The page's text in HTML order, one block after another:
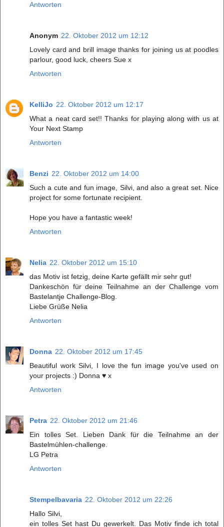
Antworten
Anonym 22. Oktober 2012 um 12:12
Lovely card and brill image thanks for joining us at poodles
parlour, good luck, cheers Sue x
Antworten
KelliJo 22. Oktober 2012 um 12:17
What a neat card set!! Thanks for playing along with us at
Your Next Stamp
Antworten
Benzi 22. Oktober 2012 um 14:00
Such a cute and fun image, Silvi, and also a great set. Nice
project for some fortunate recipient.
Hope you have a fantastic week!
Antworten
Nelia 22. Oktober 2012 um 15:10
das Motiv ist fetzig, deine Karte gefällt mir sehr gut!
Dankeschön für deine Teilnahme an der Challenge vom
Bastelantje Challenge-Blog.
Liebe Grüße Nelia
Antworten
Donna 22. Oktober 2012 um 17:45
Beautiful work Silvi, I love the fun image you've used on
your projects :) Donna ♥ x
Antworten
Petra 22. Oktober 2012 um 21:46
Ein tolles Set. Lieben Dank für die Teilnahme an der
Bastelmühlen-challenge.
LG Petra
Antworten
Stempelbavaria 22. Oktober 2012 um 22:26
Hallo Silvi,
ein tolles Set hast Du gewerkelt. Das Motiv finde ich total